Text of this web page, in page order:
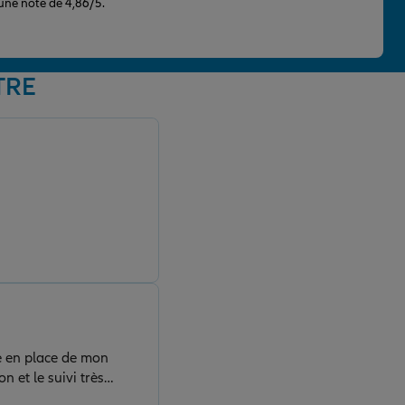
en place de mon
et le suivi très